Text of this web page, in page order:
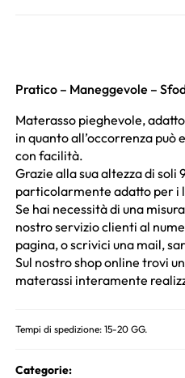
Pratico – Maneggevole –
Materasso pieghevole,
in quanto all’occorrenza
con facilità.
Grazie alla sua altezza di soli
particolarmente adatto per i
Se hai necessità di una
nostro servizio clienti al
pagina, o scrivici una mail,
Sul nostro shop online trovi
materassi interamente
Tempi di spedizione: 15-20 GG.
Categorie: